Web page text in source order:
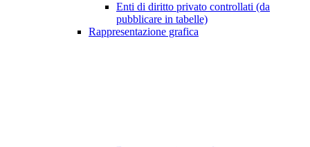
Enti di diritto privato controllati (da
pubblicare in tabelle)
Rappresentazione grafica